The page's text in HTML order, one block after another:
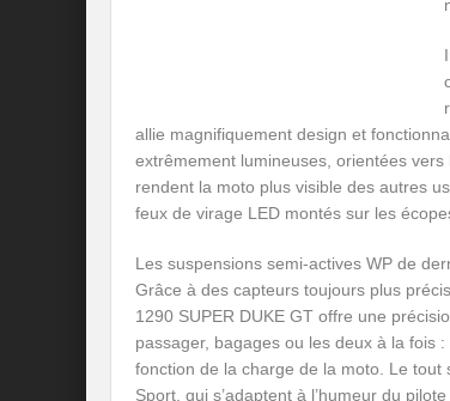
allie magnifiquement design et
extrêmement lumineuses, orientées vers
rendent la moto plus visible des autres
feux de virage LED montés sur les
Les suspensions semi-actives WP de
Grâce à des capteurs toujours plus
1290 SUPER DUKE GT offre une
passager, bagages ou les deux à la fois
fonction de la charge de la moto. Le tout
Sport, qui s’adaptent à l’humeur du